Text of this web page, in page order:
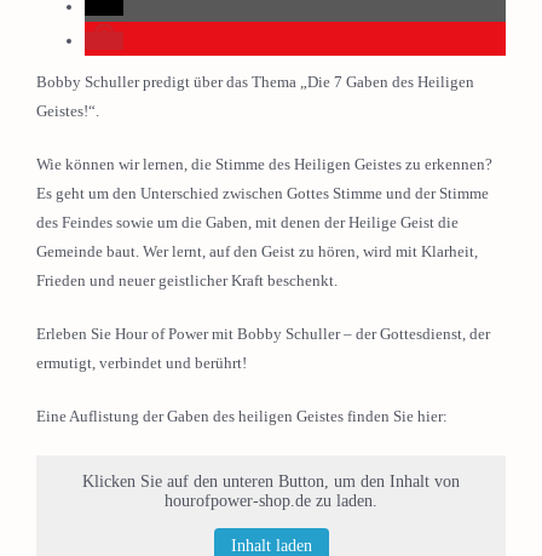
Bobby Schuller predigt über das Thema „Die 7 Gaben des Heiligen
Geistes!“.
Wie können wir lernen, die Stimme des Heiligen Geistes zu erkennen?
Es geht um den Unterschied zwischen Gottes Stimme und der Stimme
des Feindes sowie um die Gaben, mit denen der Heilige Geist die
Gemeinde baut. Wer lernt, auf den Geist zu hören, wird mit Klarheit,
Frieden und neuer geistlicher Kraft beschenkt.
Erleben Sie Hour of Power mit Bobby Schuller – der Gottesdienst, der
ermutigt, verbindet und berührt!
Eine Auflistung der Gaben des heiligen Geistes finden Sie hier:
Klicken Sie auf den unteren Button, um den Inhalt von
hourofpower-shop.de zu laden.
Inhalt laden